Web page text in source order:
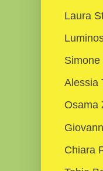
Laura
Simone
Alessia
Osama
Chiara